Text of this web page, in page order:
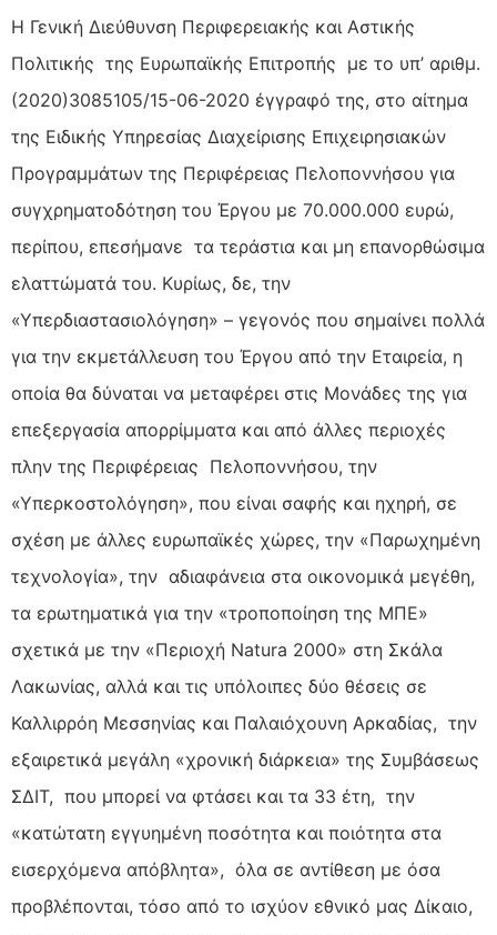
Η Γενική Διεύθυνση Περιφερειακής και Αστικής
Πολιτικής της Ευρωπαϊκής Επιτροπής με το υπ’ αριθμ.
(2020)3085105/15-06-2020 έγγραφό της, στο αίτημα
της Ειδικής Υπηρεσίας Διαχείρισης Επιχειρησιακών
Προγραμμάτων της Περιφέρειας Πελοποννήσου για
συγχρηματοδότηση του Έργου με 70.000.000 ευρώ,
περίπου, επεσήμανε τα τεράστια και μη επανορθώσιμα
ελαττώματά του. Κυρίως, δε, την
«Υπερδιαστασιολόγηση» – γεγονός που σημαίνει πολλά
για την εκμετάλλευση του Έργου από την Εταιρεία, η
οποία θα δύναται να μεταφέρει στις Μονάδες της για
επεξεργασία απορρίμματα και από άλλες περιοχές
πλην της Περιφέρειας Πελοποννήσου, την
«Υπερκοστολόγηση», που είναι σαφής και ηχηρή, σε
σχέση με άλλες ευρωπαϊκές χώρες, την «Παρωχημένη
τεχνολογία», την αδιαφάνεια στα οικονομικά μεγέθη,
τα ερωτηματικά για την «τροποποίηση της ΜΠΕ»
σχετικά με την «Περιοχή Natura 2000» στη Σκάλα
Λακωνίας, αλλά και τις υπόλοιπες δύο θέσεις σε
Καλλιρρόη Μεσσηνίας και Παλαιόχουνη Αρκαδίας, την
εξαιρετικά μεγάλη «χρονική διάρκεια» της Συμβάσεως
ΣΔΙΤ, που μπορεί να φτάσει και τα 33 έτη, την
«κατώτατη εγγυημένη ποσότητα και ποιότητα στα
εισερχόμενα απόβλητα», όλα σε αντίθεση με όσα
προβλέπονται, τόσο από το ισχύον εθνικό μας Δίκαιο,